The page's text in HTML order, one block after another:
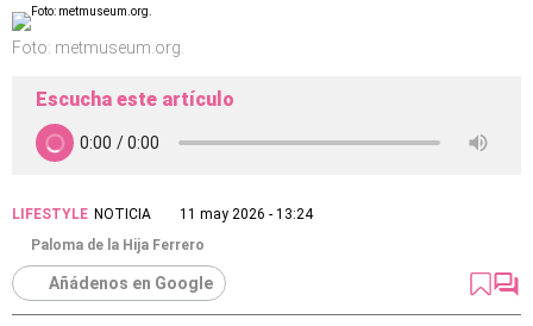
Foto: metmuseum.org.
Escucha este artículo
LIFESTYLE NOTICIA
11 may 2026 - 13:24
Paloma de la Hija Ferrero
Añádenos en Google